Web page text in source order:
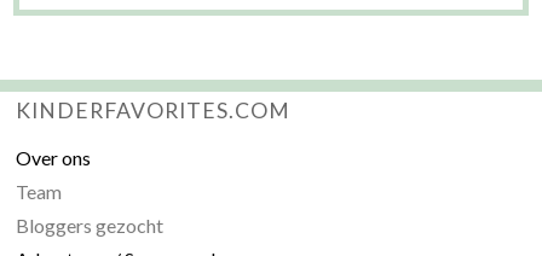
KINDERFAVORITES.COM
Over ons
Team
Bloggers gezocht